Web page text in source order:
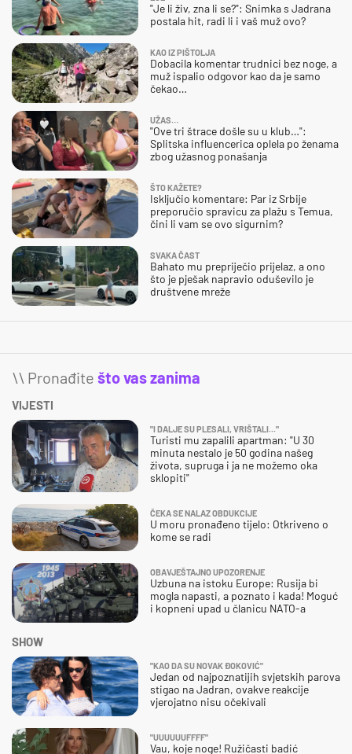
"Je li živ, zna li se?": Snimka s Jadrana
postala hit, radi li i vaš muž ovo?
KAO IZ PIŠTOLJA
Dobacila komentar trudnici bez noge, a
muž ispalio odgovor kao da je samo
čekao…
UŽAS…
"Ove tri štrace došle su u klub…":
Splitska influencerica oplela po ženama
zbog užasnog ponašanja
ŠTO KAŽETE?
Isključio komentare: Par iz Srbije
preporučio spravicu za plažu s Temua,
čini li vam se ovo sigurnim?
SVAKA ČAST
Bahato mu prepriječio prijelaz, a ono
što je pješak napravio oduševilo je
društvene mreže
\\ Pronađite što vas zanima
VIJESTI
"I DALJE SU PLESALI, VRIŠTALI..."
Turisti mu zapalili apartman: "U 30
minuta nestalo je 50 godina našeg
života, supruga i ja ne možemo oka
sklopiti"
ČEKA SE NALAZ OBDUKCIJE
U moru pronađeno tijelo: Otkriveno o
kome se radi
OBAVJEŠTAJNO UPOZORENJE
Uzbuna na istoku Europe: Rusija bi
mogla napasti, a poznato i kada! Moguć
i kopneni upad u članicu NATO-a
SHOW
"KAO DA SU NOVAK ĐOKOVIĆ"
Jedan od najpoznatijih svjetskih parova
stigao na Jadran, ovakve reakcije
vjerojatno nisu očekivali
"UUUUUUFFFF"
Vau, koje noge! Ružičasti badić